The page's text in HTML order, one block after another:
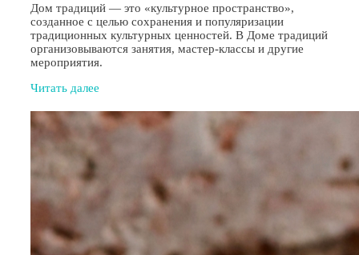
Дом традиций — это «культурное пространство»,
созданное с целью сохранения и популяризации
традиционных культурных ценностей. В Доме традиций
организовываются занятия, мастер-классы и другие
мероприятия.
Читать далее